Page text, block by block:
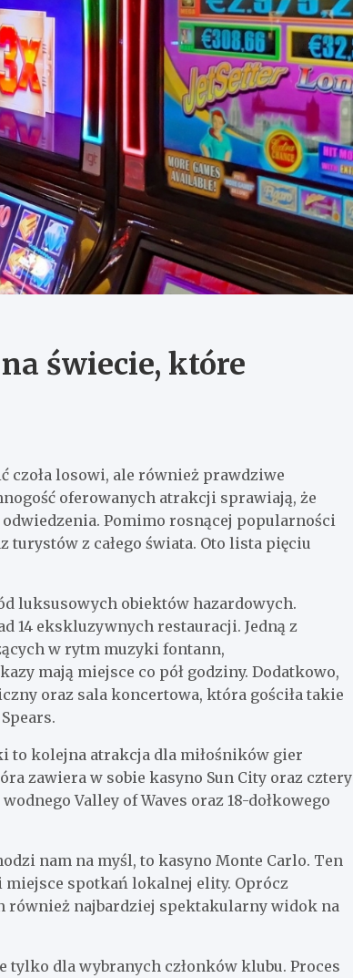
świecie, które
czoła losowi, ale również prawdziwe
oferowanych atrakcji sprawiają, że
Pomimo rosnącej popularności
z całego świata. Oto lista pięciu
luksusowych obiektów hazardowych.
14 ekskluzywnych restauracji. Jedną z
w rytm muzyki fontann,
mają miejsce co pół godziny. Dodatkowo,
oraz sala koncertowa, która gościła takie
to kolejna atrakcja dla miłośników gier
zawiera w sobie kasyno Sun City oraz cztery
Valley of Waves oraz 18-dołkowego
nam na myśl, to kasyno Monte Carlo. Ten
spotkań lokalnej elity. Oprócz
również najbardziej spektakularny widok na
tylko dla wybranych członków klubu. Proces